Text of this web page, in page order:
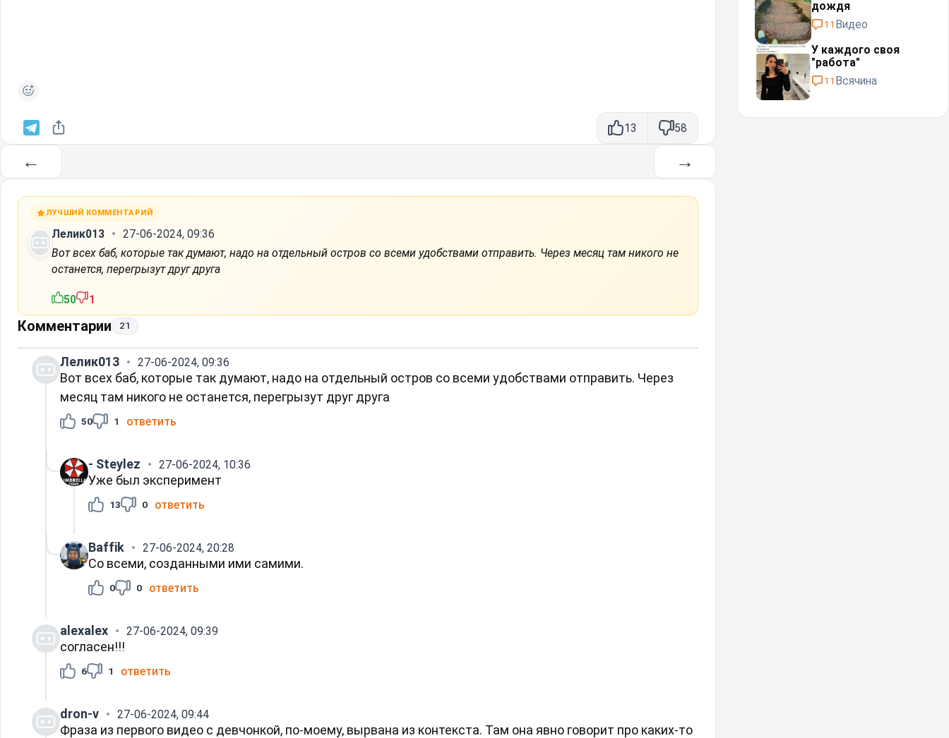
13 58
← →
ЛУЧШИЙ КОММЕНТАРИЙ
Лелик013
27-06-2024, 09:36
Вот всех баб, которые так думают, надо на отдельный остров со всеми удобствами отправить. Через месяц там никого не
останется, перегрызут друг друга
50 1
Комментарии 21
Лелик013 27-06-2024, 09:36
Вот всех баб, которые так думают, надо на отдельный остров со всеми удобствами отправить. Через
месяц там никого не останется, перегрызут друг друга
50 1 ответить
- Steylez 27-06-2024, 10:36
Уже был эксперимент
13 0 ответить
Baffik 27-06-2024, 20:28
Со всеми, созданными ими самими.
0 0 ответить
alexalex 27-06-2024, 09:39
согласен!!!
6 1 ответить
dron-v 27-06-2024, 09:44
Фраза из первого видео с девчонкой, по-моему, вырвана из контекста. Там она явно говорит про каких-то
дождя⁠⁠
11 Видео
У каждого своя
"работа"⁠⁠
11 Всячина